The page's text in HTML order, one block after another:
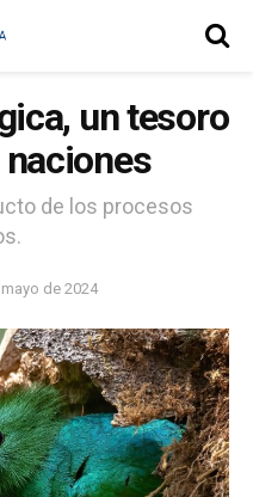
un tesoro
de los procesos
de 2024